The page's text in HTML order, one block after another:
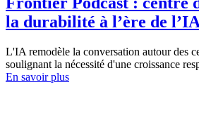
la durabilité à l’ère de l’IA
L'IA remodèle la conversation autour des
soulignant la nécessité d'une croissance
En savoir plus